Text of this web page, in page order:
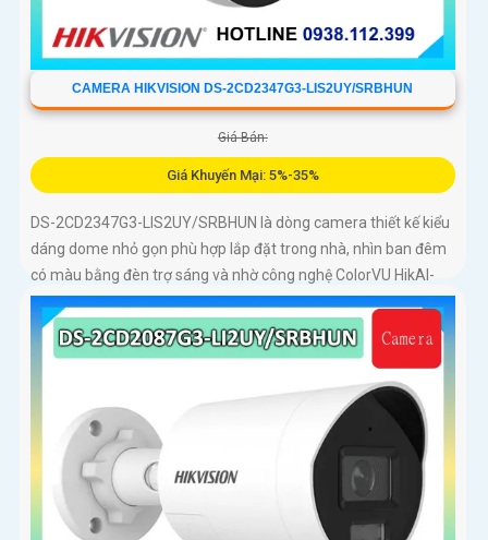
CAMERA HIKVISION DS-2CD2347G3-LIS2UY/SRBHUN
Giá Bán:
Giá Khuyến Mại: 5%-35%
DS-2CD2347G3-LIS2UY/SRBHUN là dòng camera thiết kế kiểu
dáng dome nhỏ gọn phù hợp lắp đặt trong nhà, nhìn ban đêm
có màu bằng đèn trợ sáng và nhờ công nghệ ColorVU HikAI-
ISP, có tính năng AI giúp nhận diện người và phương tiện, tích
hợp micro kép